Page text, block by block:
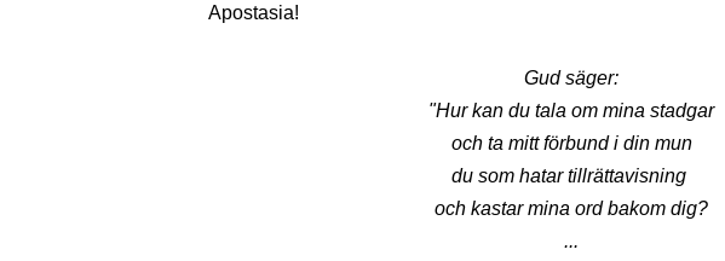
Apostasia!
Gud säger:
"Hur kan du tala om mina stadgar
och ta mitt förbund i din mun
du som hatar tillrättavisning
och kastar mina ord bakom dig?
...